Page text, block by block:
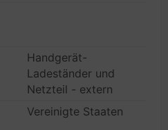
Handgerät-
Ladeständer und
Netzteil - extern
Vereinigte Staaten